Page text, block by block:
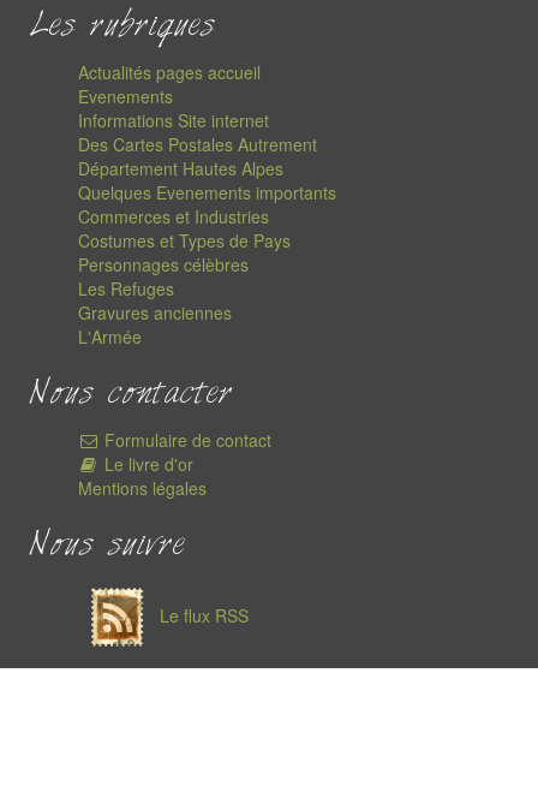
Les rubriques
Actualités pages accueil
Evenements
Informations Site internet
Des Cartes Postales Autrement
Département Hautes Alpes
Quelques Evenements importants
Commerces et Industries
Costumes et Types de Pays
Personnages célèbres
Les Refuges
Gravures anciennes
L'Armée
Nous contacter
Formulaire de contact
Le livre d'or
Mentions légales
Nous suivre
Le flux RSS